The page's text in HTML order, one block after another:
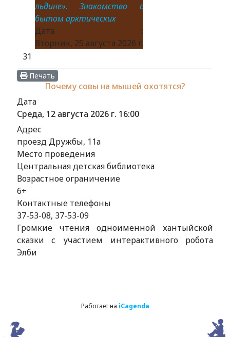
льдине». Знакомство с
бытом арктических
Дата :
Вторник, 25 августа 2026 г.
31
Печать
Почему совы на мышей охотятся?
Дата
Среда, 12 августа 2026 г. 16:00
Адрес
проезд Дружбы, 11а
Место проведения
Центральная детская библиотека
Возрастное ограничение
6+
Контактные телефоны
37-53-08, 37-53-09
Громкие чтения одноименной хантыйской
сказки с участием интерактивного робота
Элби
Работает на iCagenda